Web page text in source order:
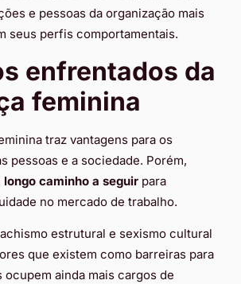
e pessoas da organização mais
seus perfis comportamentais.
enfrentados da
feminina
traz vantagens para os
pessoas e a sociedade. Porém,
caminho a seguir para
no mercado de trabalho.
estrutural e sexismo cultural
que existem como barreiras para
ocupem ainda mais cargos de